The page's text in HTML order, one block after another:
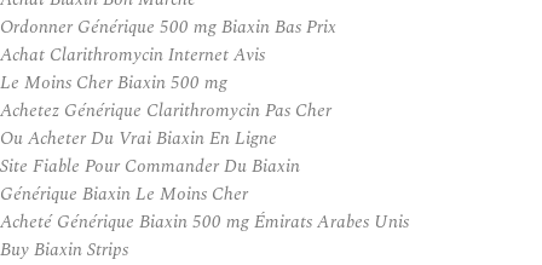
Ordonner Générique 500 mg Biaxin Bas Prix
Achat Clarithromycin Internet Avis
Le Moins Cher Biaxin 500 mg
Achetez Générique Clarithromycin Pas Cher
Ou Acheter Du Vrai Biaxin En Ligne
Site Fiable Pour Commander Du Biaxin
Générique Biaxin Le Moins Cher
Acheté Générique Biaxin 500 mg Émirats Arabes Unis
Buy Biaxin Strips